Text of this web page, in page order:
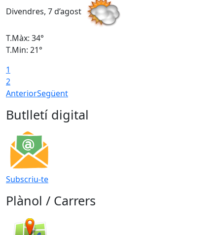
Divendres, 7 d’agost
T.Màx: 34°
T.Min: 21°
1
2
AnteriorSegüent
Butlletí digital
Subscriu-te
Plànol / Carrers